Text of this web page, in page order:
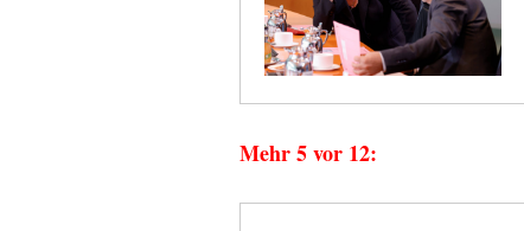
Mehr 5 vor 12: